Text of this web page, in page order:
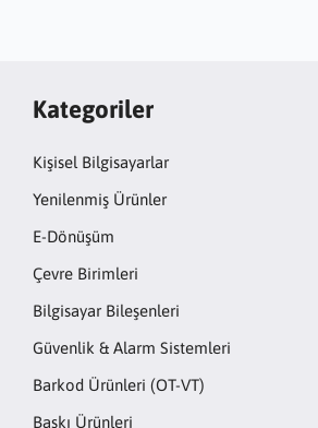
Kategoriler
Kişisel Bilgisayarlar
Yenilenmiş Ürünler
E-Dönüşüm
Çevre Birimleri
Bilgisayar Bileşenleri
Güvenlik & Alarm Sistemleri
Barkod Ürünleri (OT-VT)
Baskı Ürünleri